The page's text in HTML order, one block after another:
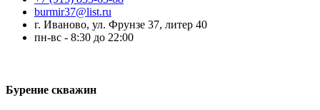
burmir37@list.ru
г. Иваново, ул. Фрунзе 37, литер 40
пн-вс - 8:30 до 22:00
Бурение скважин